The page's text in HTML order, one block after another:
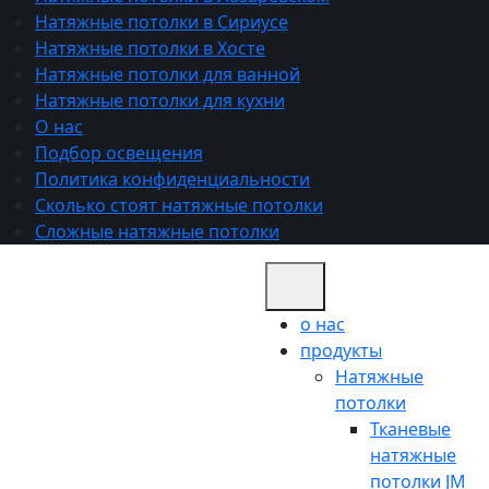
Натяжные потолки в Сириусе
Натяжные потолки в Хосте
Натяжные потолки для ванной
Натяжные потолки для кухни
О нас
Подбор освещения
Политика конфиденциальности
Сколько стоят натяжные потолки
Сложные натяжные потолки
о нас
продукты
Натяжные
потолки
Тканевые
натяжные
потолки JM